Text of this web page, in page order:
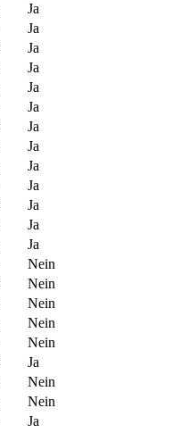
Ja
Ja
Ja
Ja
Ja
Ja
Ja
Ja
Ja
Ja
Ja
Ja
Ja
Nein
Nein
Nein
Nein
Nein
Ja
Nein
Nein
Ja